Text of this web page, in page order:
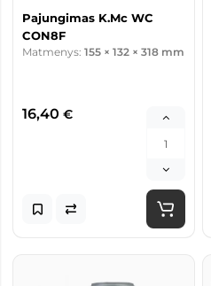
Pajungimas K.Mc WC
CON8F
Matmenys: 155 × 132 × 318 mm
16,40 €